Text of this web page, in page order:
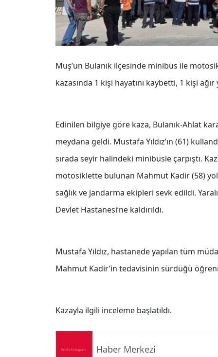
Muş’un Bulanık ilçesinde minibüs ile
kazasında 1 kişi hayatını kaybetti, 1 kişi ağır
Edinilen bilgiye göre kaza, Bulanık-Ahlat
meydana geldi. Mustafa Yıldız’ın (61)
sırada seyir halindeki minibüsle çarpıştı.
motosiklette bulunan Mahmut Kadir (58)
sağlık ve jandarma ekipleri sevk edildi.
Devlet Hastanesi’ne kaldırıldı.
Mustafa Yıldız, hastanede yapılan tüm
Mahmut Kadir’in tedavisinin sürdüğü
Kazayla ilgili inceleme başlatıldı.
Haber Merkezi